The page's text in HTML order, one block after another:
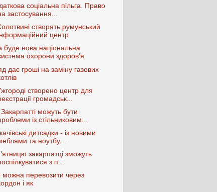
соціальна пільга. Право
застосування...
створять румунський
центр
буде нова національна
охорони здоров'я
дає гроші на заміну газових
створено центр для
громадськ...
можуть бути
із стільниковим...
дитсадки - із новими
та ноутбу...
закарпатці зможуть
з п...
перевозити через
і як